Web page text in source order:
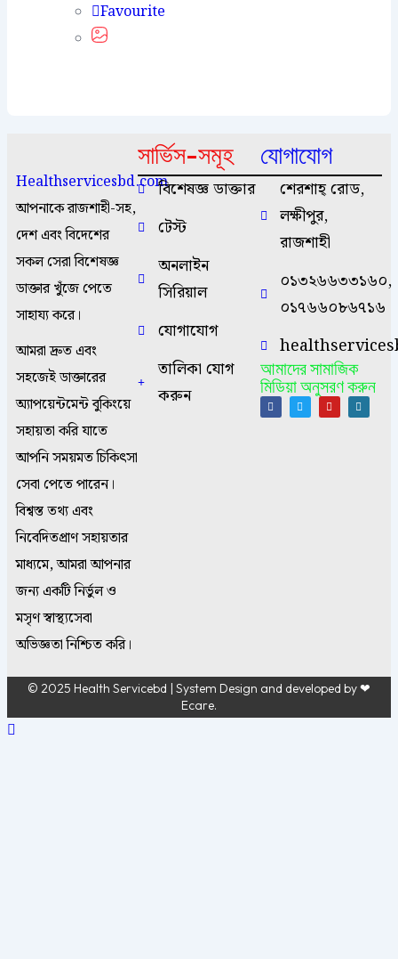
Favourite
Healthservicesbd.com
আপনাকে রাজশাহী-সহ,
দেশ এবং বিদেশের
সকল সেরা বিশেষজ্ঞ
ডাক্তার খুঁজে পেতে
সাহায্য করে।
আমরা দ্রুত এবং
সহজেই ডাক্তারের
অ্যাপয়েন্টমেন্ট বুকিংয়ে
সহায়তা করি যাতে
আপনি সময়মত চিকিৎসা
সেবা পেতে পারেন।
বিশ্বস্ত তথ্য এবং
নিবেদিতপ্রাণ সহায়তার
মাধ্যমে, আমরা আপনার
জন্য একটি নির্ভুল ও
মসৃণ স্বাস্থ্যসেবা
অভিজ্ঞতা নিশ্চিত করি।
সার্ভিস-সমূহ
বিশেষজ্ঞ ডাক্তার
টেস্ট
অনলাইন
সিরিয়াল
যোগাযোগ
তালিকা যোগ
করুন
যোগাযোগ
শেরশাহ্ রোড,
লক্ষীপুর,
রাজশাহী
০১৩২৬৬৩৩১৬০,
০১৭৬৬০৮৬৭১৬
আমাদের সামাজিক
মিডিয়া অনুসরণ করুন
© 2025 Health Servicebd | System Design and developed by❤
Ecare.